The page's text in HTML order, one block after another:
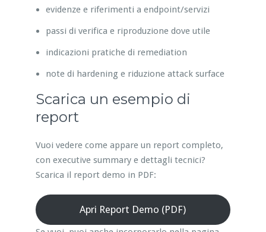
evidenze e riferimenti a endpoint/servizi
passi di verifica e riproduzione dove utile
indicazioni pratiche di remediation
note di hardening e riduzione attack surface
Scarica un esempio di
report
Vuoi vedere come appare un report completo,
con executive summary e dettagli tecnici?
Scarica il report demo in PDF:
Apri Report Demo (PDF)